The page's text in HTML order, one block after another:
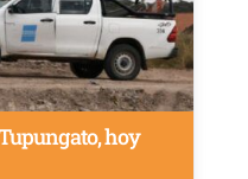
hoy